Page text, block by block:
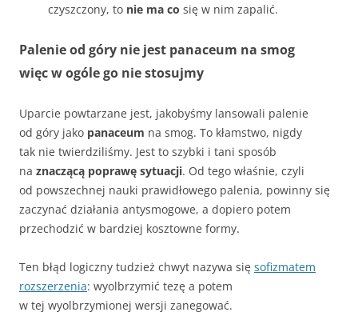
czyszczony, to nie ma co się w nim zapalić.
Palenie od góry nie jest panaceum na smog
więc w ogóle go nie stosujmy
Uparcie powtarzane jest, jakobyśmy lansowali palenie
od góry jako panaceum na smog. To kłamstwo, nigdy
tak nie twierdziliśmy. Jest to szybki i tani sposób
na znaczącą poprawę sytuacji. Od tego właśnie, czyli
od powszechnej nauki prawidłowego palenia, powinny się
zaczynać działania antysmogowe, a dopiero potem
przechodzić w bardziej kosztowne formy.
Ten błąd logiczny tudzież chwyt nazywa się sofizmatem
rozszerzenia: wyolbrzymić tezę a potem
w tej wyolbrzymionej wersji zanegować.